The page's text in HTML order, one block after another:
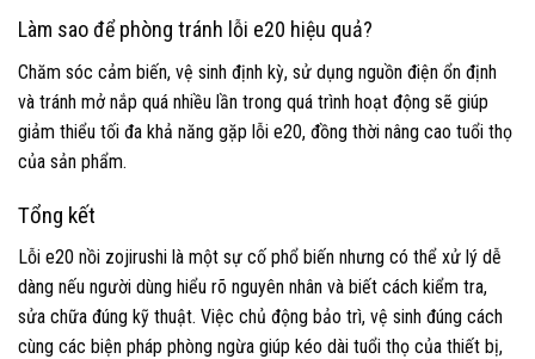
Làm sao để phòng tránh lỗi e20 hiệu quả?
Chăm sóc cảm biến, vệ sinh định kỳ, sử dụng nguồn điện ổn định
và tránh mở nắp quá nhiều lần trong quá trình hoạt động sẽ giúp
giảm thiểu tối đa khả năng gặp lỗi e20, đồng thời nâng cao tuổi thọ
của sản phẩm.
Tổng kết
Lỗi e20 nồi zojirushi là một sự cố phổ biến nhưng có thể xử lý dễ
dàng nếu người dùng hiểu rõ nguyên nhân và biết cách kiểm tra,
sửa chữa đúng kỹ thuật. Việc chủ động bảo trì, vệ sinh đúng cách
cùng các biện pháp phòng ngừa giúp kéo dài tuổi thọ của thiết bị,